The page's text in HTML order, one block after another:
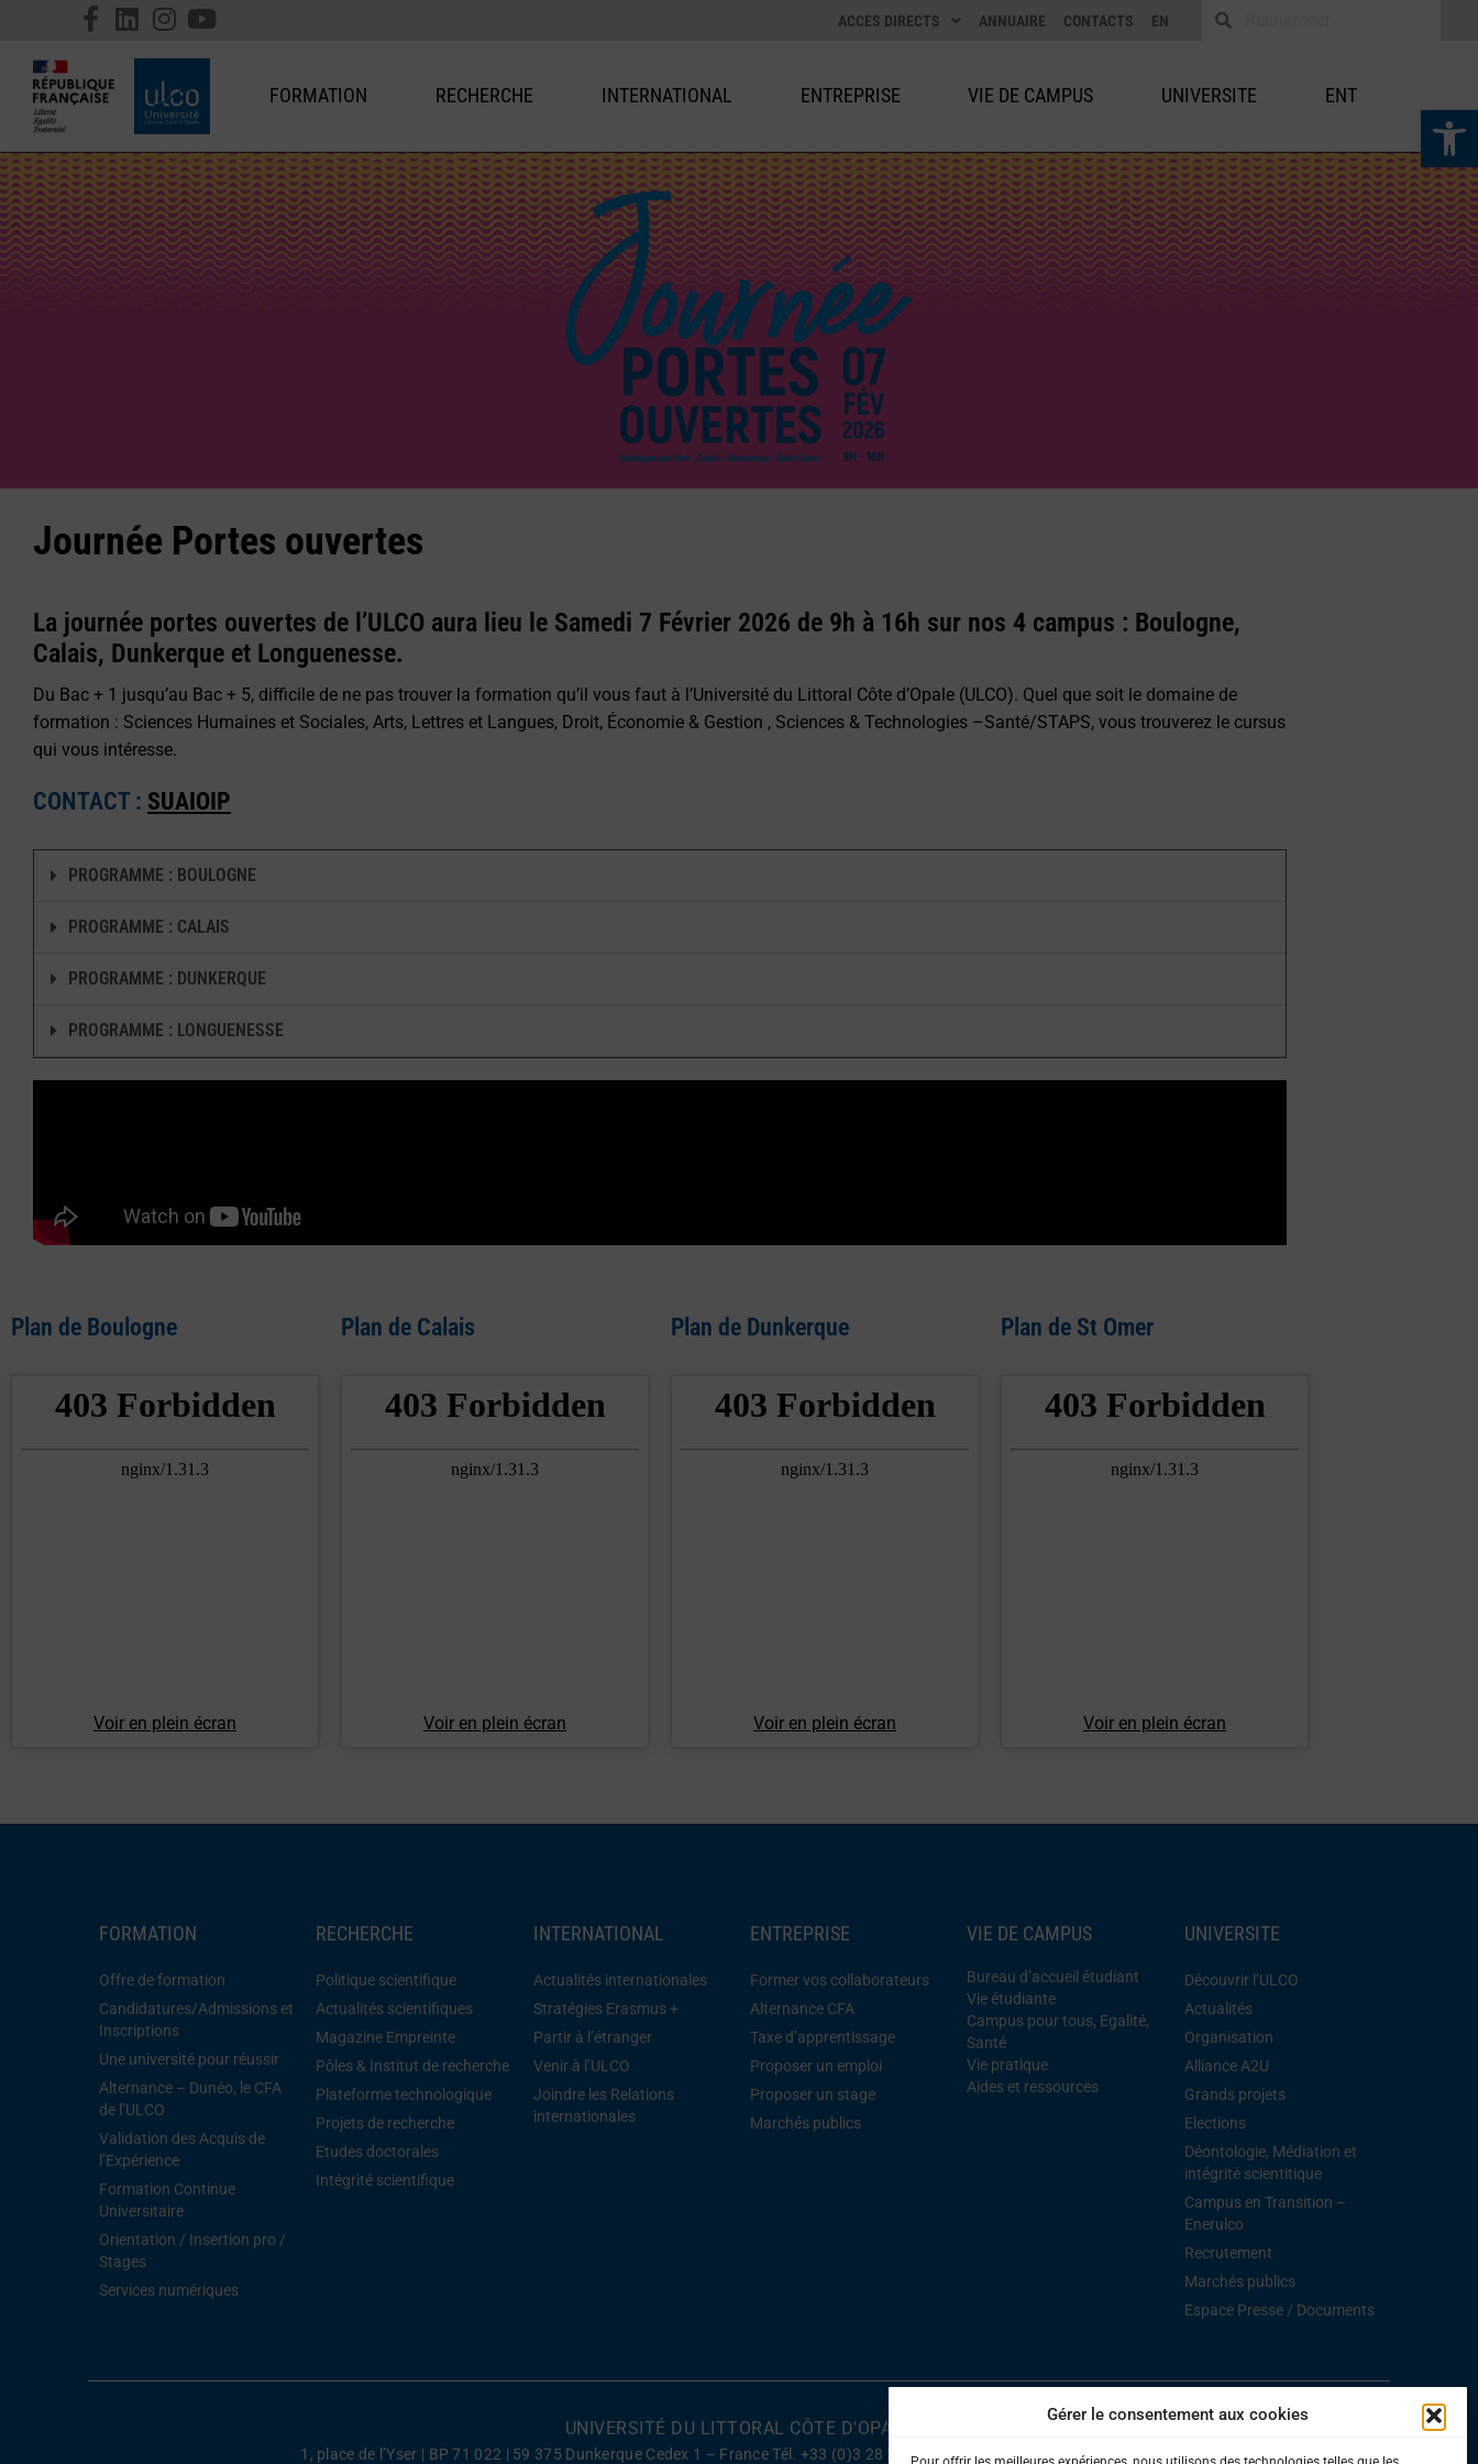
Ouvrir
Gérer le consentement aux cookies
ACCES DIRECTS ANNUAIRE CONTACTS EN
FORMATION RECHERCHE INTERNATIONAL ENTREPRISE VIE DE CAMPUS UNIVERSITE ENT
Journée Portes ouvertes
La journée portes ouvertes de l’ULCO aura lieu le Samedi 7 Février 2026 de 9h à 16h sur nos 4 campus : Boulogne,
Calais, Dunkerque et Longuenesse.
Du Bac + 1 jusqu’au Bac + 5, difficile de ne pas trouver la formation qu’il vous faut à l’Université du Littoral Côte d’Opale (ULCO). Quel que soit le domaine de
formation : Sciences Humaines et Sociales, Arts, Lettres et Langues, Droit, Économie & Gestion , Sciences & Technologies –Santé/STAPS, vous trouverez le cursus
qui vous intéresse.
CONTACT : SUAIOIP
PROGRAMME : BOULOGNE
PROGRAMME : CALAIS
PROGRAMME : DUNKERQUE
PROGRAMME : LONGUENESSE
Plan de Boulogne
Voir en plein écran
Plan de Calais
Voir en plein écran
Plan de Dunkerque
Voir en plein écran
Plan de St Omer
Voir en plein écran
FORMATION
Offre de formation
Candidatures/Admissions et
Inscriptions
Une université pour réussir
Alternance – Dunéo, le CFA
de l’ULCO
Validation des Acquis de
l’Expérience
Formation Continue
Universitaire
Orientation / Insertion pro /
Stages
Services numériques
RECHERCHE
Politique scientifique
Actualités scientifiques
Magazine Empreinte
Pôles & Institut de recherche
Plateforme technologique
Projets de recherche
Etudes doctorales
Intégrité scientifique
INTERNATIONAL
Actualités internationales
Stratégies Erasmus +
Partir à l’étranger
Venir à l’ULCO
Joindre les Relations
internationales
ENTREPRISE
Former vos collaborateurs
Alternance CFA
Taxe d’apprentissage
Proposer un emploi
Proposer un stage
Marchés publics
VIE DE CAMPUS
Bureau d’accueil étudiant
Vie étudiante
Campus pour tous, Egalité,
Santé
Vie pratique
Aides et ressources
UNIVERSITE
Découvrir l’ULCO
Actualités
Organisation
Alliance A2U
Grands projets
Elections
Déontologie, Médiation et
intégrité scientitique
Campus en Transition –
Enerulco
Recrutement
Marchés publics
Espace Presse / Documents
UNIVERSITÉ DU LITTORAL CÔTE D'OPALE
1, place de l’Yser | BP 71 022 | 59 375 Dunkerque Cedex 1 – France Tél. +33 (0)3 28 23 73 73Mentions légales – Accessibilité